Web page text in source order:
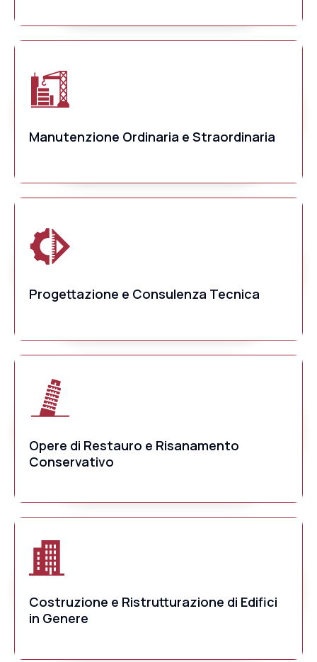
Manutenzione Ordinaria e Straordinaria
Progettazione e Consulenza Tecnica
Opere di Restauro e Risanamento
Conservativo
Costruzione e Ristrutturazione di Edifici
in Genere